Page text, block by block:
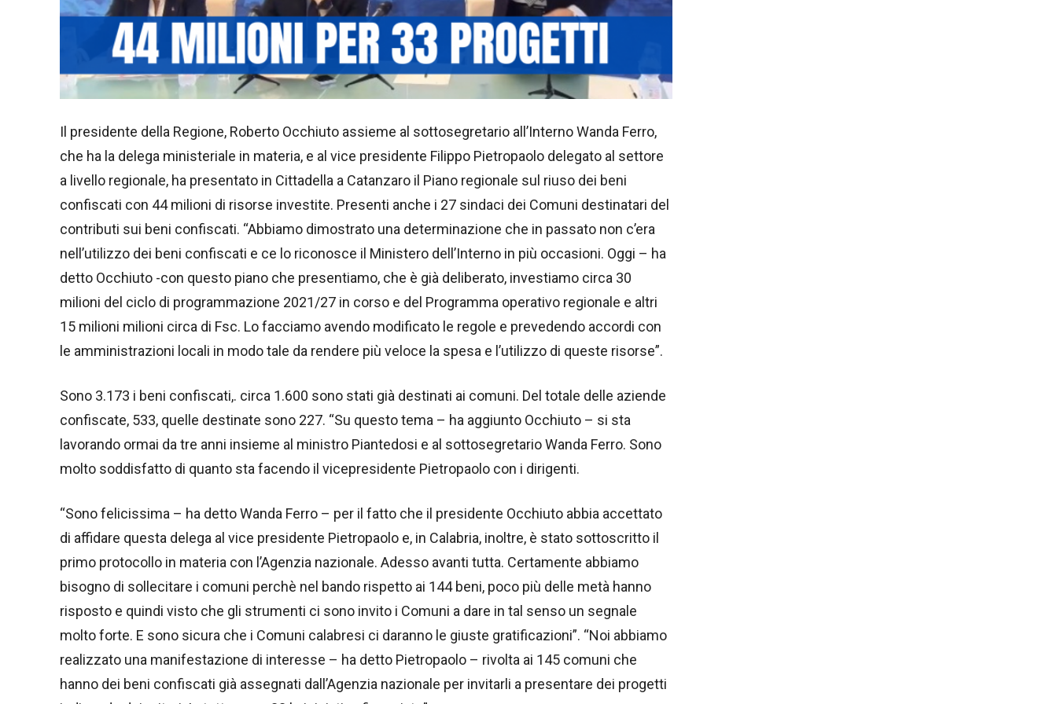
Il presidente della Regione, Roberto Occhiuto assieme al sottosegretario all’Interno Wanda Ferro,
che ha la delega ministeriale in materia, e al vice presidente Filippo Pietropaolo delegato al settore
a livello regionale, ha presentato in Cittadella a Catanzaro il Piano regionale sul riuso dei beni
confiscati con 44 milioni di risorse investite. Presenti anche i 27 sindaci dei Comuni destinatari del
contributi sui beni confiscati. “Abbiamo dimostrato una determinazione che in passato non c’era
nell’utilizzo dei beni confiscati e ce lo riconosce il Ministero dell’Interno in più occasioni. Oggi – ha
detto Occhiuto -con questo piano che presentiamo, che è già deliberato, investiamo circa 30
milioni del ciclo di programmazione 2021/27 in corso e del Programma operativo regionale e altri
15 milioni milioni circa di Fsc. Lo facciamo avendo modificato le regole e prevedendo accordi con
le amministrazioni locali in modo tale da rendere più veloce la spesa e l’utilizzo di queste risorse”.
Sono 3.173 i beni confiscati,. circa 1.600 sono stati già destinati ai comuni. Del totale delle aziende
confiscate, 533, quelle destinate sono 227. “Su questo tema – ha aggiunto Occhiuto – si sta
lavorando ormai da tre anni insieme al ministro Piantedosi e al sottosegretario Wanda Ferro. Sono
molto soddisfatto di quanto sta facendo il vicepresidente Pietropaolo con i dirigenti.
“Sono felicissima – ha detto Wanda Ferro – per il fatto che il presidente Occhiuto abbia accettato
di affidare questa delega al vice presidente Pietropaolo e, in Calabria, inoltre, è stato sottoscritto il
primo protocollo in materia con l’Agenzia nazionale. Adesso avanti tutta. Certamente abbiamo
bisogno di sollecitare i comuni perchè nel bando rispetto ai 144 beni, poco più delle metà hanno
risposto e quindi visto che gli strumenti ci sono invito i Comuni a dare in tal senso un segnale
molto forte. E sono sicura che i Comuni calabresi ci daranno le giuste gratificazioni”. “Noi abbiamo
realizzato una manifestazione di interesse – ha detto Pietropaolo – rivolta ai 145 comuni che
hanno dei beni confiscati già assegnati dall’Agenzia nazionale per invitarli a presentare dei progetti